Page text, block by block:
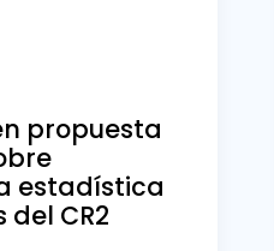
propuesta
estadística
CR2